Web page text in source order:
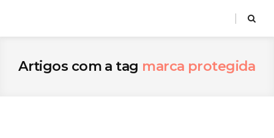
Artigos com a tag marca protegida